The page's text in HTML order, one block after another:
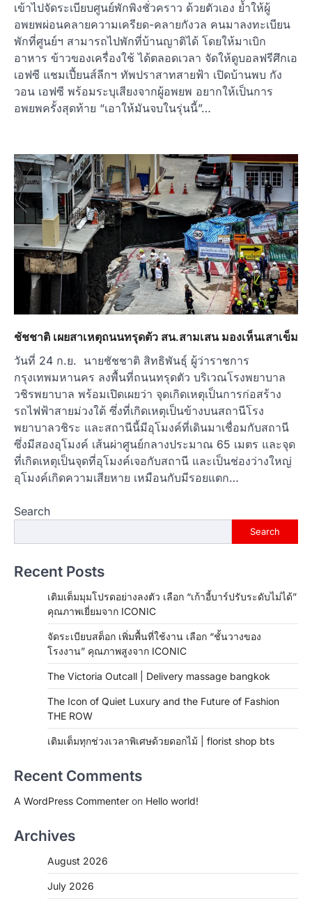
เข้าไปจัดระเบียบศูนย์พักพิงชั่วคราว ด้วยตัวเอง ย้ำให้ผู้
อพยพผ่อนคลายความเครียด-คลายกังวล คนมาลงทะเบียน
พักที่ศูนย์ฯ สามารถไปพักที่บ้านญาติได้ โดยให้มาเบิก
อาหาร ข้าวของเครื่องใช้ ได้ตลอดเวลา จัดให้ดูบอลฟรีศึกเอ
เอฟซี แชมเปี้ยนส์ลีกฯ ทัพปราสาทสายฟ้า เปิดบ้านพบ กัง
วอน เอฟซี พร้อมระบุเสียงจากผู้อพยพ อยากให้เป็นการ
อพยพครั้งสุดท้าย “เอาให้มันจบในรุ่นนี้”…
ชัชชาติ เผยสาเหตุถนนทรุดตัว สน.สามเสน มองเห็นเสาเข็ม
วันที่ 24 ก.ย. นายชัชชาติ สิทธิพันธุ์ ผู้ว่าราชการ
กรุงเทพมหานคร ลงพื้นที่ถนนทรุดตัว บริเวณโรงพยาบาล
วชิรพยาบาล พร้อมเปิดเผยว่า จุดเกิดเหตุเป็นการก่อสร้าง
รถไฟฟ้าสายม่วงใต้ ซึ่งที่เกิดเหตุเป็นข้างบนสถานีโรง
พยาบาลวชิระ และสถานีนี้มีอุโมงค์ที่เดินมาเชื่อมกับสถานี
ซึ่งมีสองอุโมงค์ เส้นผ่าศูนย์กลางประมาณ 65 เมตร และจุด
ที่เกิดเหตุเป็นจุดที่อุโมงค์เจอกับสถานี และเป็นช่องว่างใหญ่
อุโมงค์เกิดความเสียหาย เหมือนกับมีรอยแตก…
Search
Search
Recent Posts
เติมเต็มมุมโปรดอย่างลงตัว เลือก “เก้าอี้บาร์ปรับระดับไม่ได้”
คุณภาพเยี่ยมจาก ICONIC
จัดระเบียบสต็อก เพิ่มพื้นที่ใช้งาน เลือก “ชั้นวางของ
โรงงาน” คุณภาพสูงจาก ICONIC
The Victoria Outcall | Delivery massage bangkok
The Icon of Quiet Luxury and the Future of Fashion
THE ROW
เติมเต็มทุกช่วงเวลาพิเศษด้วยดอกไม้ | florist shop bts
Recent Comments
A WordPress Commenter on Hello world!
Archives
August 2026
July 2026